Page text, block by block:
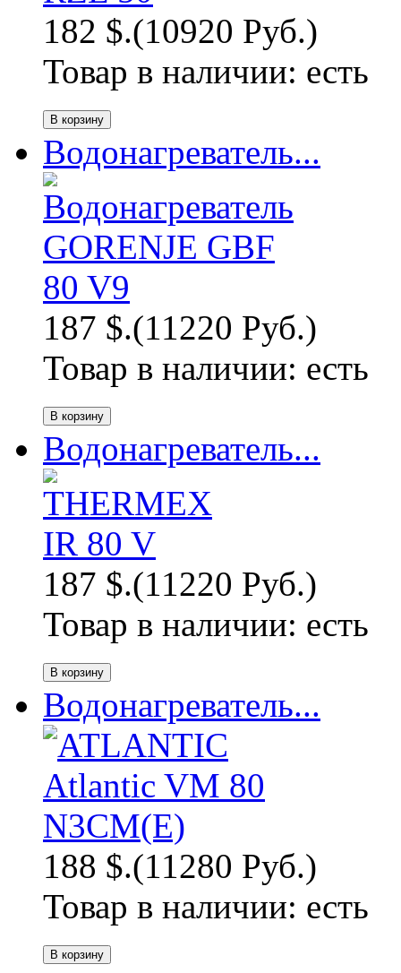
182 $.(10920 Руб.)
Товар в наличии: есть
Водонагреватель...
187 $.(11220 Руб.)
Товар в наличии: есть
Водонагреватель...
187 $.(11220 Руб.)
Товар в наличии: есть
Водонагреватель...
188 $.(11280 Руб.)
Товар в наличии: есть